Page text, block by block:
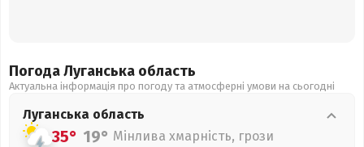
Погода Луганська область
Актуальна інформація про погоду та атмосферні умови на сьогодні
Луганська область
35° 19° Мінлива хмарність, грози